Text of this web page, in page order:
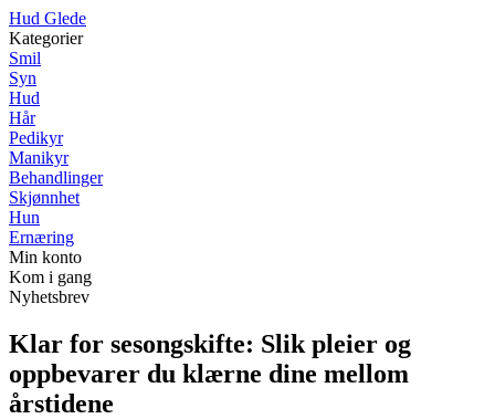
Hud Glede
Kategorier
Smil
Syn
Hud
Hår
Pedikyr
Manikyr
Behandlinger
Skjønnhet
Hun
Ernæring
Min konto
Kom i gang
Nyhetsbrev
Klar for sesongskifte: Slik pleier og
oppbevarer du klærne dine mellom
årstidene